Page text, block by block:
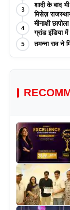
3
शादी के बाद
मिसेज़
4
मीनाक्षी
ग्रांड इंडिया में
5 तमन्ना राव ने